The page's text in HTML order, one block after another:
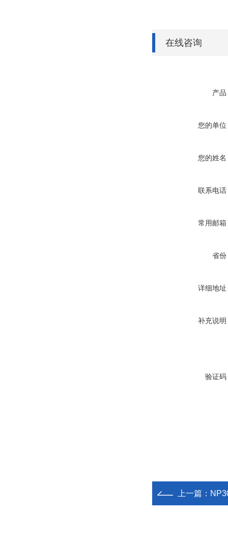
在线咨询
产品
您的单位
您的姓名
联系电话
常用邮箱
省份
详细地址
补充说明
验证码
上一篇：